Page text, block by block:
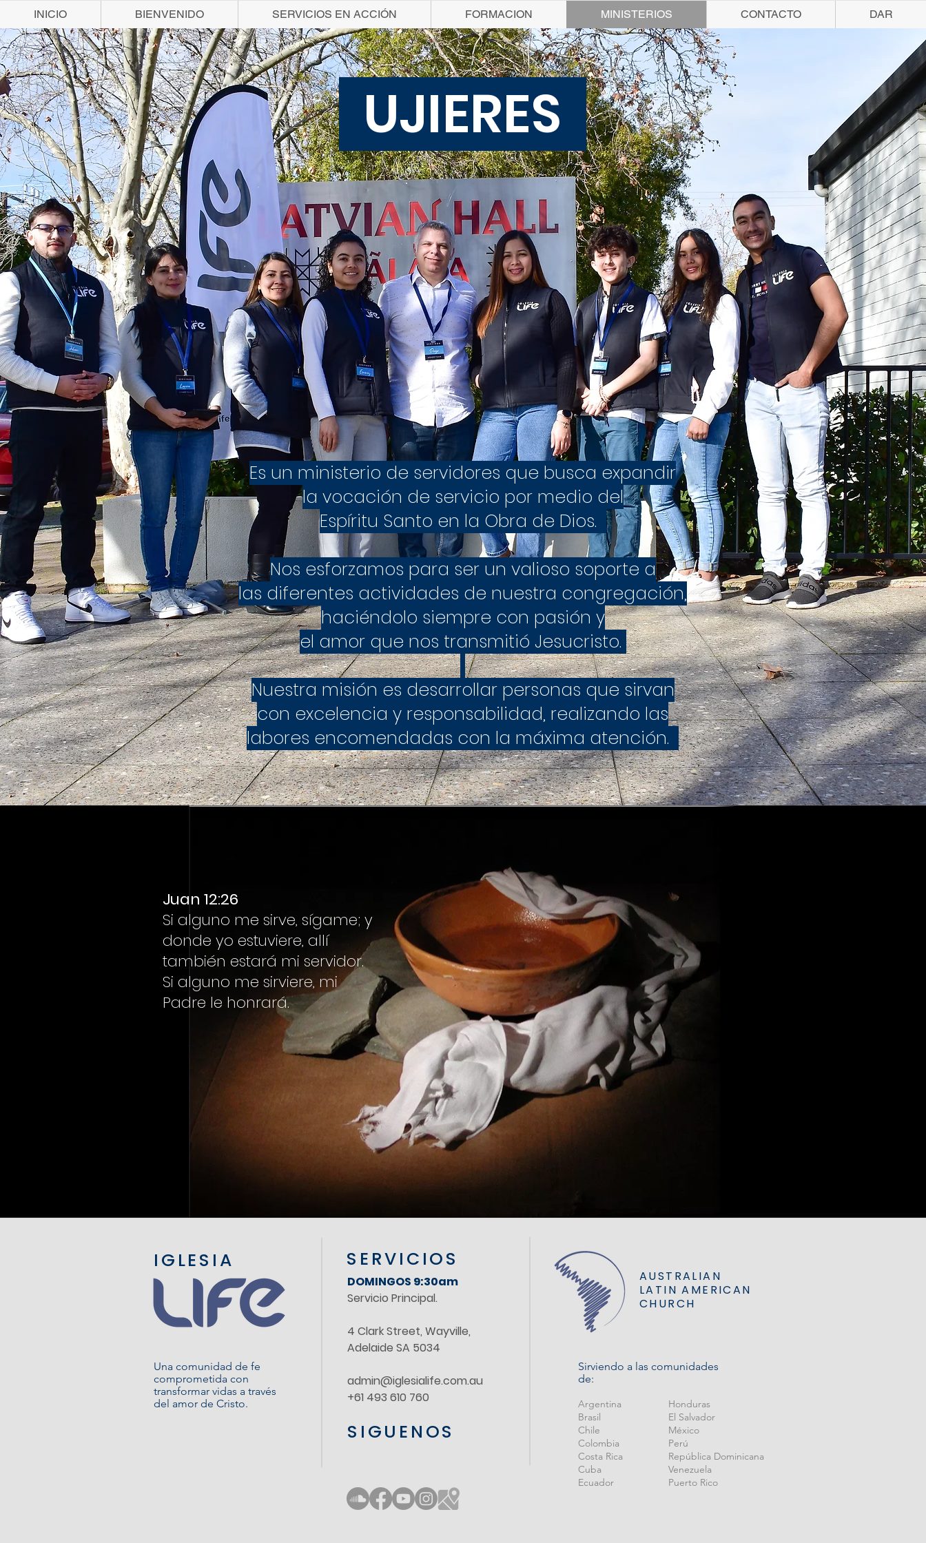
INICIO BIENVENIDO SERVICIOS EN ACCIÓN FORMACION MINISTERIOS CONTACTO DAR
UJIERES
Es un ministerio de servidores que busca expandir
la vocación de servicio por medio del
Espíritu Santo en la Obra de Dios.
Nos esforzamos para ser un valioso soporte a
las diferentes actividades de nuestra congregación,
haciéndolo siempre con pasión y
el amor que nos transmitió Jesucristo.
Nuestra misión es desarrollar personas que sirvan
con excelencia y responsabilidad, realizando las
labores encomendadas con la máxima atención.
Juan 12:26
Si alguno me sirve, sígame; y
donde yo estuviere, allí
también estará mi servidor.
Si alguno me sirviere, mi
Padre le honrará.
IGLESIA
AUSTRALIAN
LATIN AMERICAN
CHURCH
DOMINGOS 9:30am
Servicio Principal.
4 Clark Street, Wayville,
Adelaide SA 5034
admin@iglesialife.com.au
+61 493 610 760
Argentina
Brasil
Chile
Colombia
Costa Rica
Cuba
Ecuador
Una comunidad de fe
comprometida con
transformar vidas a través
del amor de Cristo.
SERVICIOS
Sirviendo a las comunidades
de:
SIGUENOS
Honduras
El Salvador
México
Perú
República Dominicana
Venezuela
Puerto Rico